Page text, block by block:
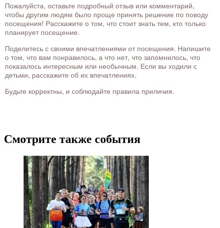
Пожалуйста, оставьте подробный отзыв или комментарий,
чтобы другим людям было проще принять решение по поводу
посещения! Расскажите о том, что стоит знать тем, кто только
планирует посещение.
Поделитесь с своими впечатлениями от посещения. Напишите
о том, что вам понравилось, а что нет, что запомнилось, что
показалось интересным или необычным. Если вы ходили с
детьми, расскажите об их впечатлениях.
Будьте корректны, и соблюдайте правила приличия.
Смотрите также события